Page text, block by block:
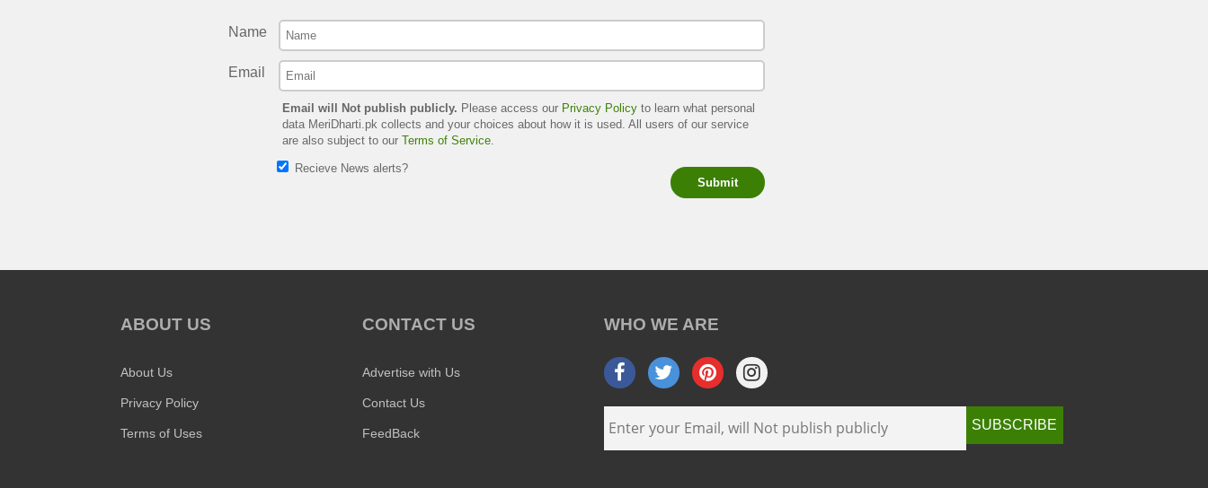
Name
Email
Email will Not publish publicly. Please access our Privacy Policy to learn what personal
data MeriDharti.pk collects and your choices about how it is used. All users of our service
are also subject to ourTerms of Service.
Recieve News alerts?
Submit
ABOUT US
About Us
Privacy Policy
Terms of Uses
CONTACT US
Advertise with Us
Contact Us
FeedBack
WHO WE ARE
SUBSCRIBE